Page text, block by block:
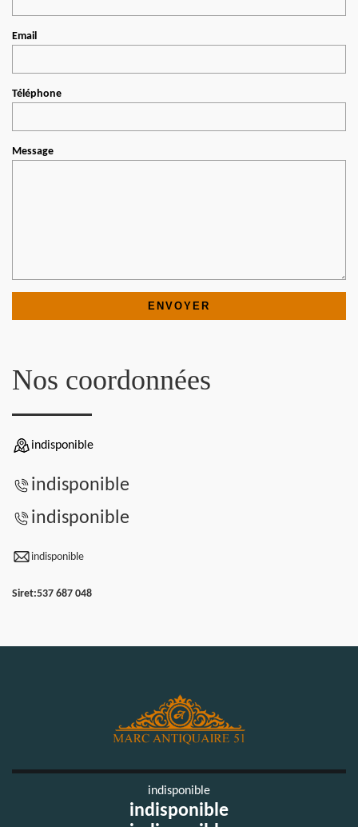
Email
Téléphone
Message
Nos coordonnées
indisponible
indisponible
indisponible
indisponible
Siret:537 687 048
indisponible
indisponible